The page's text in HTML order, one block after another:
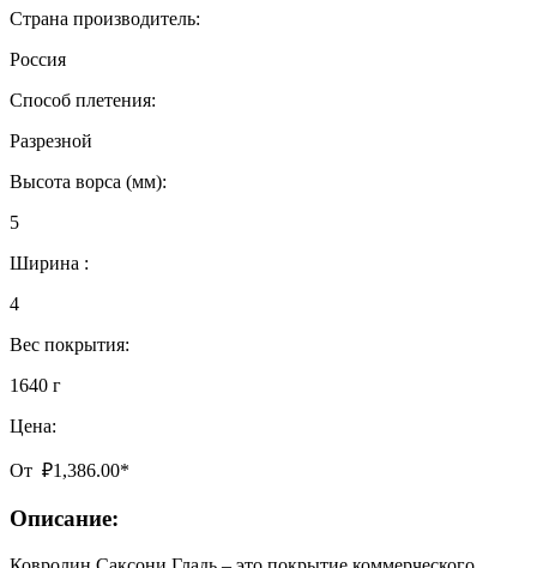
Страна производитель:
Россия
Способ плетения:
Разрезной
Высота ворса (мм):
5
Ширина :
4
Вес покрытия:
1640 г
Цена:
От ₽1,386.00*
Описание: